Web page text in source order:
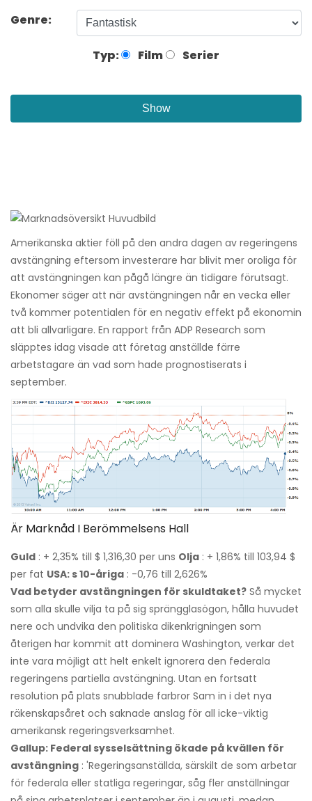
Genre:
Typ: Film Serier
Show
Amerikanska aktier föll på den andra dagen av regeringens
avstängning eftersom investerare har blivit mer oroliga för
att avstängningen kan pågå längre än tidigare förutsagt.
Ekonomer säger att när avstängningen når en vecka eller
två kommer potentialen för en negativ effekt på ekonomin
att bli allvarligare. En rapport från ADP Research som
släpptes idag visade att företag anställde färre
arbetstagare än vad som hade prognostiserats i
september.
Är Marknåd I Berömmelsens Hall
Guld : + 2,35% till $ 1,316,30 per uns Olja : + 1,86% till 103,94 $
per fat USA: s 10-åriga : -0,76 till 2,626%
Vad betyder avstängningen för skuldtaket? Så mycket
som alla skulle vilja ta på sig sprängglasögon, hålla huvudet
nere och undvika den politiska dikenkrigningen som
återigen har kommit att dominera Washington, verkar det
inte vara möjligt att helt enkelt ignorera den federala
regeringens partiella avstängning. Utan en fortsatt
resolution på plats snubblade farbror Sam in i det nya
räkenskapsåret och saknade anslag för all icke-viktig
amerikansk regeringsverksamhet.
Gallup: Federal sysselsättning ökade på kvällen för
avstängning : 'Regeringsanställda, särskilt de som arbetar
för federala eller statliga regeringar, såg fler anställningar